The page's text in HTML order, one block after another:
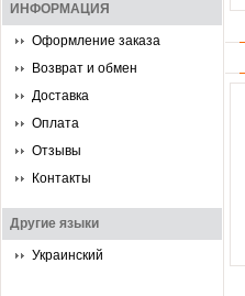
ИНФОРМАЦИЯ
Оформление заказа
Возврат и обмен
Доставка
Оплата
Отзывы
Контакты
Другие языки
Украинский